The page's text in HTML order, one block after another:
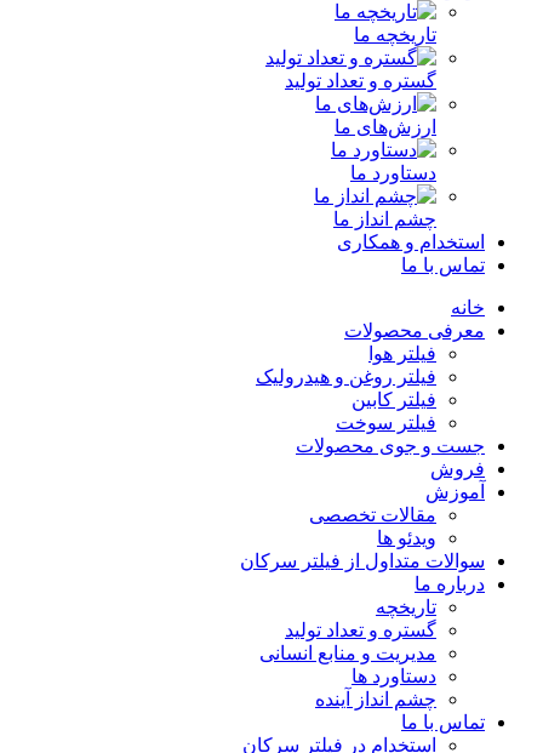
تاریخچه ما
گستره و تعداد تولید
ارزش‌های ما
دستاورد ما
چشم انداز ما
استخدام و همکاری
تماس با ما
خانه
معرفی محصولات
فیلتر هوا
فیلتر روغن و هیدرولیک
فیلتر کابین
فیلتر سوخت
جست و جوی محصولات
فروش
آموزش
مقالات تخصصی
ویدئو ها
سوالات متداول از فیلتر سرکان
درباره ما
تاریخچه
گستره و تعداد تولید
مدیریت و منابع انسانی
دستاورد ها
چشم انداز آینده
تماس با ما
استخدام در فیلتر سرکان